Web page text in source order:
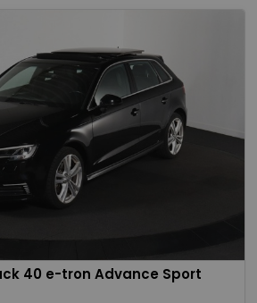
40 e-tron Advance Sport